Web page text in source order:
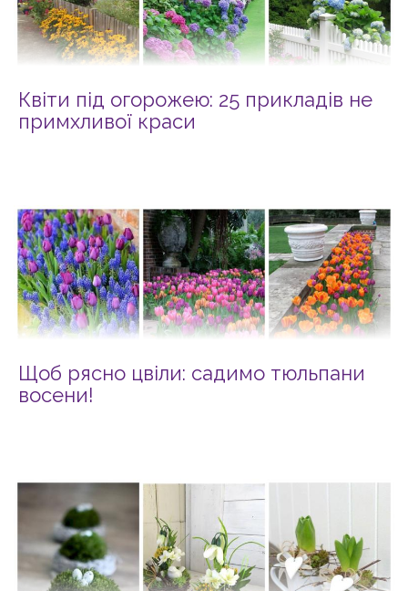
Квіти під огорожею: 25 прикладів не
примхливої краси
Щоб рясно цвіли: садимо тюльпани
восени!